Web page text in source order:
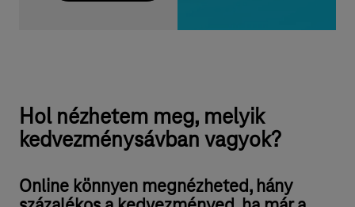
Hol nézhetem meg, melyik
kedvezménysávban vagyok?
Online könnyen megnézheted, hány